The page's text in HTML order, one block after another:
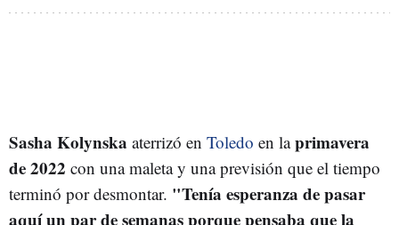
Sasha Kolynska aterrizó en Toledo en laprimavera
de 2022 con una maleta y una previsión que el tiempo
terminó por desmontar. "Tenía esperanza de pasar
aquí un par de semanas porque pensaba que la